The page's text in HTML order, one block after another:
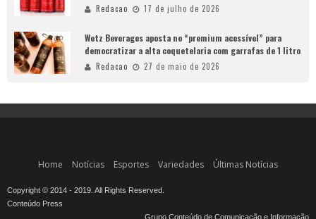
Redacao 17 de julho de 2026
Wetz Beverages aposta no “premium acessível” para
democratizar a alta coquetelaria com garrafas de 1 litro
Redacao 27 de maio de 2026
Home Notícias Esportes Variedades Últimas Notícias
Copyright © 2014 - 2019. All Rights Reserved.
Conteúdo Press
Grupo Conteúdo de Comunicação e Informação